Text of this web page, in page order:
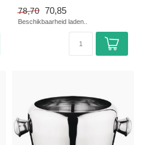
kopen voor in de ho...
78,70 70,85
Beschikbaarheid laden..